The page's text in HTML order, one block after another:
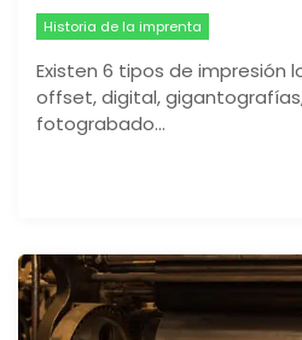
Historia de la imprenta
Existen 6 tipos de impresión
offset, digital,
fotograbado…